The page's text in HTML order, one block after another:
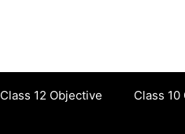
Class 12 Objective Class